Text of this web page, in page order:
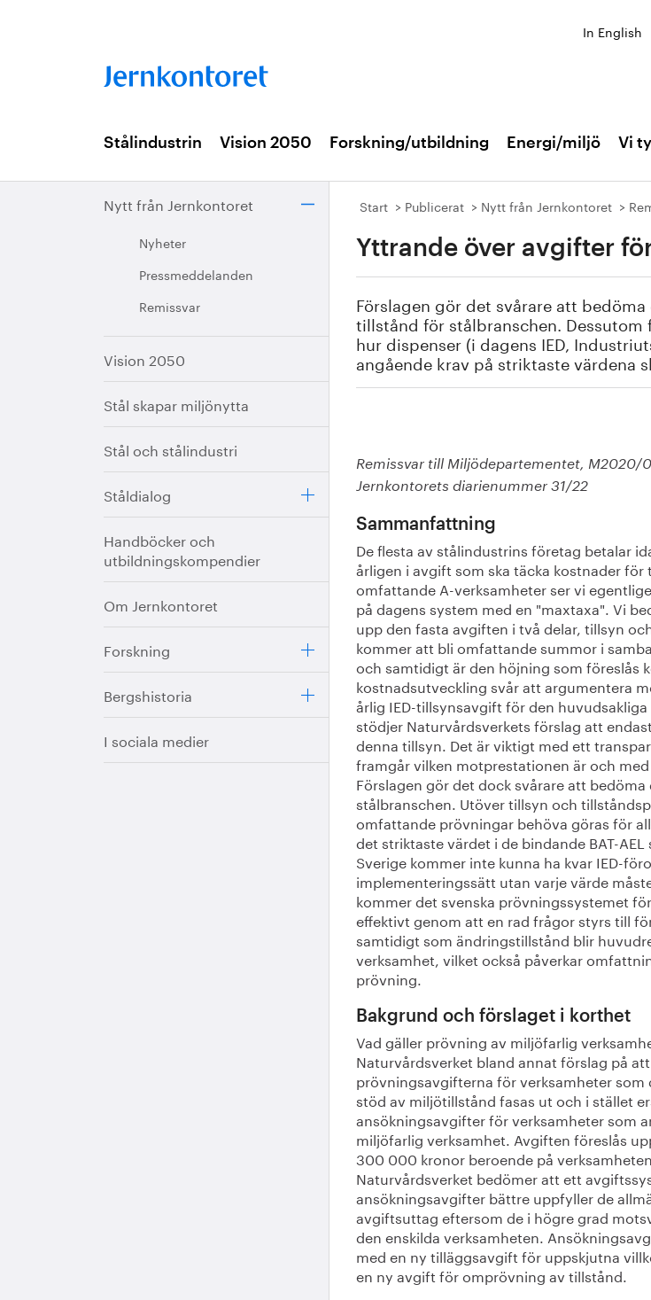
In English
Stålindustrin Vision 2050 Forskning/utbildning Energi/miljö Vi
Nytt från Jernkontoret
Nyheter
Pressmeddelanden
Remissvar
Vision 2050
Stål skapar miljönytta
Stål och stålindustri
Ståldialog
Handböcker och
utbildningskompendier
Om Jernkontoret
Forskning
Bergshistoria
I sociala medier
Start Publicerat Nytt från Jernkontoret
Yttrande över avgifter
Förslagen gör det svårare att
tillstånd för stålbranschen.
hur dispenser (i dagens IED,
angående krav på striktaste värdena
Remissvar till Miljödepartementet, M2020/
Jernkontorets diarienummer 31/22
Sammanfattning
De flesta av stålindustrins företag betalar
årligen i avgift som ska täcka kostnader
omfattande A-verksamheter ser vi
på dagens system med en "maxtaxa". Vi
upp den fasta avgiften i två delar, tillsyn
kommer att bli omfattande summor i
och samtidigt är den höjning som föreslås
kostnadsutveckling svår att argumentera
årlig IED-tillsynsavgift för den
stödjer Naturvårdsverkets förslag att
denna tillsyn. Det är viktigt med ett
framgår vilken motprestationen är och
Förslagen gör det dock svårare att
stålbranschen. Utöver tillsyn och
omfattande prövningar behöva göras för
det striktaste värdet i de bindande BAT-AEL
Sverige kommer inte kunna ha kvar IED-
implementeringssätt utan varje värde
kommer det svenska prövningssystemet
effektivt genom att en rad frågor styrs till
samtidigt som ändringstillstånd blir
verksamhet, vilket också påverkar
prövning.
Bakgrund och förslaget i korthet
Vad gäller prövning av miljöfarlig
Naturvårdsverket bland annat förslag på
prövningsavgifterna för verksamheter som
stöd av miljötillstånd fasas ut och i stället
ansökningsavgifter för verksamheter som
miljöfarlig verksamhet. Avgiften föreslås
300 000 kronor beroende på
Naturvårdsverket bedömer att ett
ansökningsavgifter bättre uppfyller de
avgiftsuttag eftersom de i högre grad
den enskilda verksamheten.
med en ny tilläggsavgift för uppskjutna
en ny avgift för omprövning av tillstånd.